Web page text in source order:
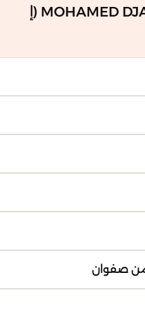
هدف من MOHAMED DJAOUAD EL MOUATASSIM RAHBA (إ